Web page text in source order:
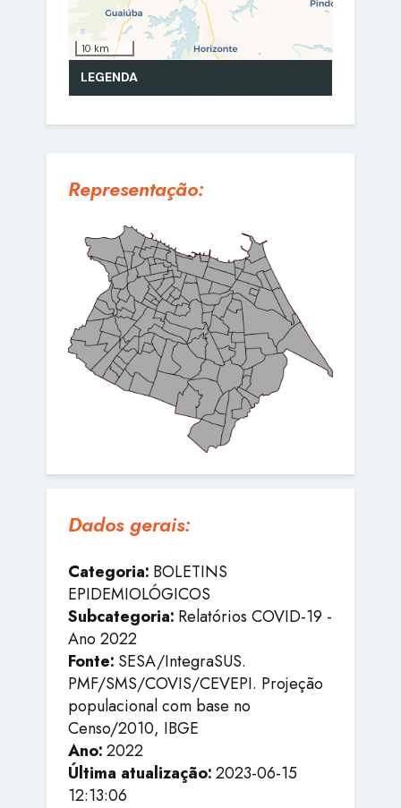
Representação:
Dados gerais:
Categoria: BOLETINS
EPIDEMIOLÓGICOS
Subcategoria: Relatórios COVID-19 -
Ano 2022
Fonte: SESA/IntegraSUS.
PMF/SMS/COVIS/CEVEPI. Projeção
populacional com base no
Censo/2010, IBGE
Ano:2022
Última atualização:2023-06-15
12:13:06